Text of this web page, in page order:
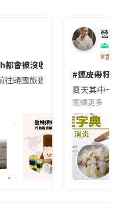
會被沒收😱出發前切記檢查
往韓國旅遊的民眾，近期要
營養
香港
#連皮帶籽
夏天其中一
閱讀更多